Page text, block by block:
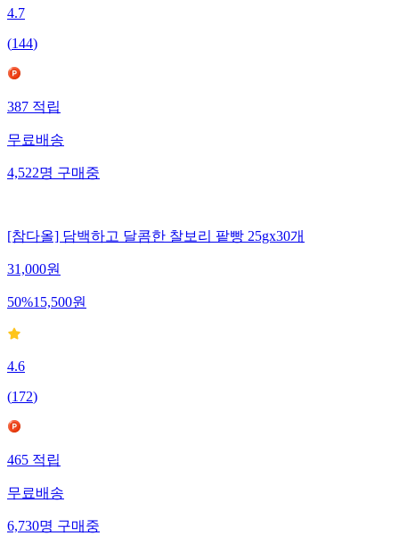
4.7
(144)
387적립
무료배송
4,522명구매중
[참다올] 담백하고 달콤한 찰보리 팥빵 25gx30개
31,000원
50%15,500원
4.6
(172)
465적립
무료배송
6,730명구매중